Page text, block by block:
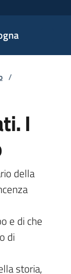
/
I
della
e di che
di
storia,